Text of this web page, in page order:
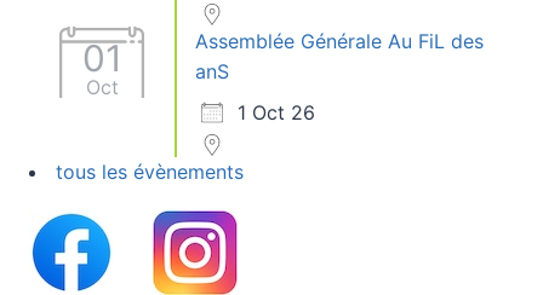
01
Oct
Assemblée Générale Au FiL des
anS
1 Oct 26
tous les évènements